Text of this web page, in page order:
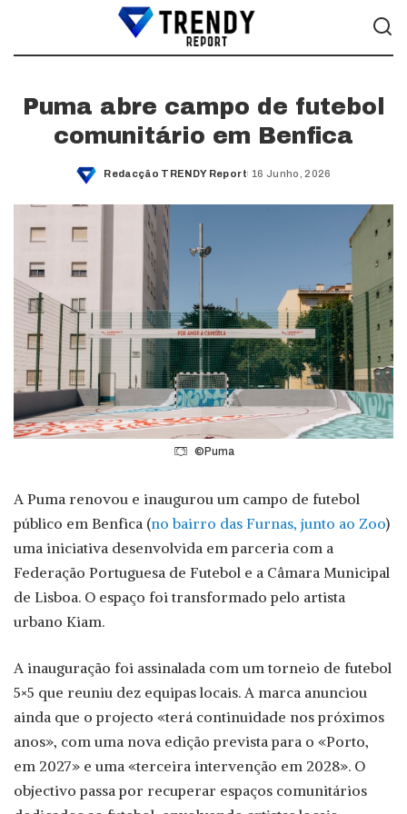
Puma abre campo de futebol
comunitário em Benfica
Posted
Redacção TRENDY Report 16 Junho, 2026
©Puma
A Puma renovou e inaugurou um campo de futebol
público em Benfica (no bairro das Furnas, junto ao Zoo)
uma iniciativa desenvolvida em parceria com a
Federação Portuguesa de Futebol e a Câmara Municipal
de Lisboa. O espaço foi transformado pelo artista
urbano Kiam.
A inauguração foi assinalada com um torneio de futebol
5×5 que reuniu dez equipas locais. A marca anunciou
ainda que o projecto «terá continuidade nos próximos
anos», com uma nova edição prevista para o «Porto,
em 2027» e uma «terceira intervenção em 2028». O
objectivo passa por recuperar espaços comunitários